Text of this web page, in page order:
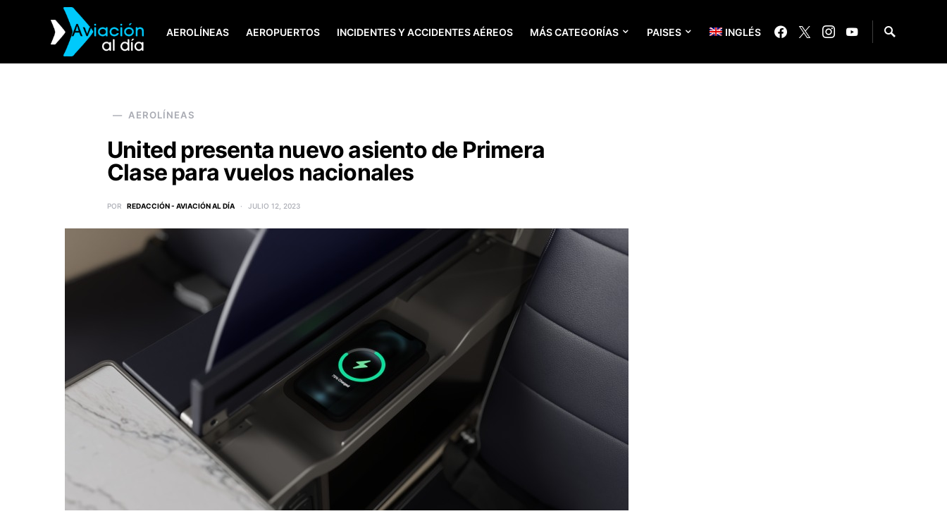
AEROLÍNEAS AEROPUERTOS INCIDENTES Y ACCIDENTES AÉREOS MÁS CATEGORÍAS PAISES INGLÉS
SEARCH FOR:
AEROLÍNEAS
United presenta nuevo asiento de Primera
Clase para vuelos nacionales
POR REDACCIÓN - AVIACIÓN AL DÍA JULIO 12, 2023